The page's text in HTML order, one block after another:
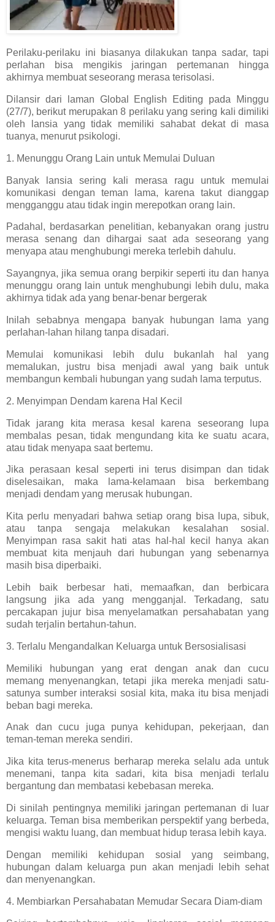
Perilaku-perilaku ini biasanya dilakukan tanpa sadar, tapi
perlahan bisa mengikis jaringan pertemanan hingga
akhirnya membuat seseorang merasa terisolasi.
Dilansir dari laman Global English Editing pada Minggu
(27/7), berikut merupakan 8 perilaku yang sering kali dimiliki
oleh lansia yang tidak memiliki sahabat dekat di masa
tuanya, menurut psikologi.
1. Menunggu Orang Lain untuk Memulai Duluan
Banyak lansia sering kali merasa ragu untuk memulai
komunikasi dengan teman lama, karena takut dianggap
mengganggu atau tidak ingin merepotkan orang lain.
Padahal, berdasarkan penelitian, kebanyakan orang justru
merasa senang dan dihargai saat ada seseorang yang
menyapa atau menghubungi mereka terlebih dahulu.
Sayangnya, jika semua orang berpikir seperti itu dan hanya
menunggu orang lain untuk menghubungi lebih dulu, maka
akhirnya tidak ada yang benar-benar bergerak
Inilah sebabnya mengapa banyak hubungan lama yang
perlahan-lahan hilang tanpa disadari.
Memulai komunikasi lebih dulu bukanlah hal yang
memalukan, justru bisa menjadi awal yang baik untuk
membangun kembali hubungan yang sudah lama terputus.
2. Menyimpan Dendam karena Hal Kecil
Tidak jarang kita merasa kesal karena seseorang lupa
membalas pesan, tidak mengundang kita ke suatu acara,
atau tidak menyapa saat bertemu.
Jika perasaan kesal seperti ini terus disimpan dan tidak
diselesaikan, maka lama-kelamaan bisa berkembang
menjadi dendam yang merusak hubungan.
Kita perlu menyadari bahwa setiap orang bisa lupa, sibuk,
atau tanpa sengaja melakukan kesalahan sosial.
Menyimpan rasa sakit hati atas hal-hal kecil hanya akan
membuat kita menjauh dari hubungan yang sebenarnya
masih bisa diperbaiki.
Lebih baik berbesar hati, memaafkan, dan berbicara
langsung jika ada yang mengganjal. Terkadang, satu
percakapan jujur bisa menyelamatkan persahabatan yang
sudah terjalin bertahun-tahun.
3. Terlalu Mengandalkan Keluarga untuk Bersosialisasi
Memiliki hubungan yang erat dengan anak dan cucu
memang menyenangkan, tetapi jika mereka menjadi satu-
satunya sumber interaksi sosial kita, maka itu bisa menjadi
beban bagi mereka.
Anak dan cucu juga punya kehidupan, pekerjaan, dan
teman-teman mereka sendiri.
Jika kita terus-menerus berharap mereka selalu ada untuk
menemani, tanpa kita sadari, kita bisa menjadi terlalu
bergantung dan membatasi kebebasan mereka.
Di sinilah pentingnya memiliki jaringan pertemanan di luar
keluarga. Teman bisa memberikan perspektif yang berbeda,
mengisi waktu luang, dan membuat hidup terasa lebih kaya.
Dengan memiliki kehidupan sosial yang seimbang,
hubungan dalam keluarga pun akan menjadi lebih sehat
dan menyenangkan.
4. Membiarkan Persahabatan Memudar Secara Diam-diam